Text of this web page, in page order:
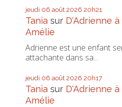
jeudi 06 août 2026 20h21
Tania sur D'Adrienne à
Amélie
Adrienne est une enfant
attachante dans sa...
jeudi 06 août 2026 20h17
Tania sur D'Adrienne à
Amélie